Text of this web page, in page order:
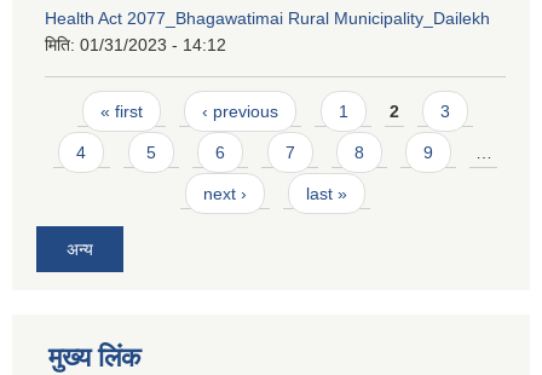
Health Act 2077_Bhagawatimai Rural Municipality_Dailekh
मिति: 01/31/2023 - 14:12
Pages
« first ‹ previous 1 2 3
4 5 6 7 8 9
next › last »
अन्य
मुख्य लिंक